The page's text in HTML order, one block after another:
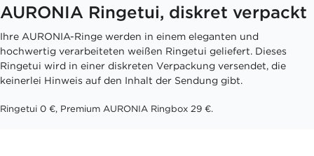
AURONIA Ringetui, diskret verpackt
Ihre AURONIA-Ringe werden in einem eleganten und
hochwertig verarbeiteten weißen Ringetui geliefert. Dieses
Ringetui wird in einer diskreten Verpackung versendet, die
keinerlei Hinweis auf den Inhalt der Sendung gibt.
Ringetui 0 €, Premium AURONIA Ringbox 29 €.